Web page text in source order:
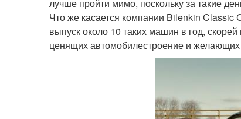
лучше пройти мимо, поскольку за такие
Что же касается компании Bilenkin Classic
выпуск около 10 таких машин в год,
ценящих автомобилестроение и